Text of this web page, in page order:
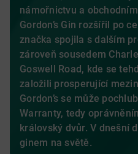
námořnictvu a
Gordon’s Gin rozšířil po
značka spojila s dalším
zároveň sousedem
Goswell Road, kde se
založili prosperující
Gordon’s se může
Warranty, tedy
královský dvůr. V dnešní
ginem na světě.